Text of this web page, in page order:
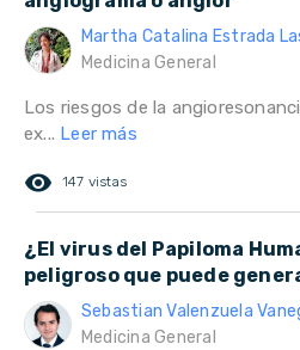
Martha Catalina Estrada
Medicina General
Los riesgos de la
ex... Leer más
remove_red_eye 147 vistas
¿El virus del Papiloma
peligroso que puede
Sebastian Valenzuela
Medicina General